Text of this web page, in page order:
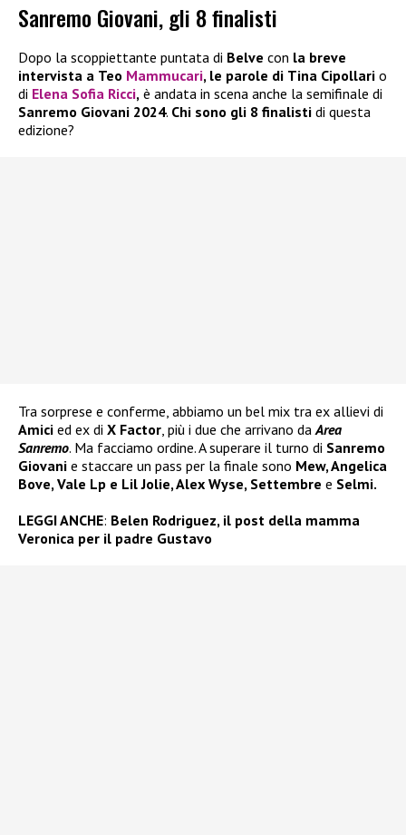
Sanremo Giovani, gli 8 finalisti
Dopo la scoppiettante puntata di Belve con la breve
intervista a Teo Mammucari, le parole di Tina Cipollari o
di Elena Sofia Ricci, è andata in scena anche la semifinale di
Sanremo Giovani 2024. Chi sono gli 8 finalisti di questa
edizione?
Tra sorprese e conferme, abbiamo un bel mix tra ex allievi di
Amici ed ex di X Factor, più i due che arrivano daArea
Sanremo. Ma facciamo ordine. A superare il turno di Sanremo
Giovani e staccare un pass per la finale sono Mew, Angelica
Bove, Vale Lp e Lil Jolie, Alex Wyse, Settembre e Selmi.
LEGGI ANCHE: Belen Rodriguez, il post della mamma
Veronica per il padre Gustavo